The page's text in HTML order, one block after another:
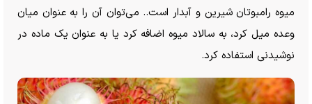
میوه رامبوتان شیرین و آبدار است.. می‌توان آن را به عنوان میان
وعده میل کرد، به سالاد میوه اضافه کرد یا به عنوان یک ماده در
نوشیدنی استفاده کرد.